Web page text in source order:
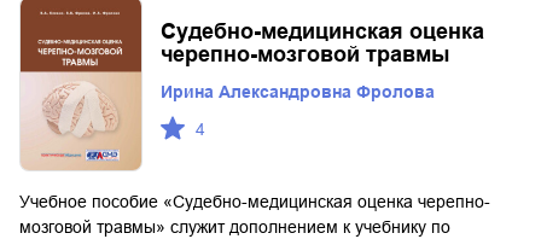
Судебно-медицинская оценка
черепно-мозговой травмы
Ирина Александровна Фролова
4
Учебное пособие «Судебно-медицинская оценка черепно-
мозговой травмы» служит дополнением к учебнику по